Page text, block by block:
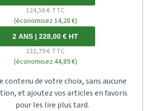
124,56 € TTC
(économisez 14,28 €)
2 ANS | 228,00 € HT
232,79 € TTC
(économisez 44,89 €)
contenu de votre choix, sans aucune
et ajoutez vos articles en favoris
pour les lire plus tard.